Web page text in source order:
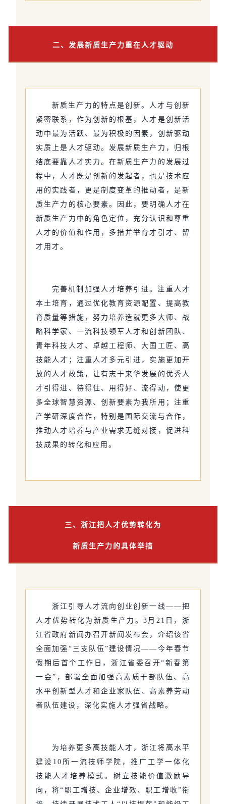
二、发展新质生产力重在人才驱动
新质生产力的特点是创新。人才与创新
紧密联系，作为创新的根基，人才是创新活
动中最为活跃、最为积极的因素，创新驱动
实质上是人才驱动。发展新质生产力，归根
结底要靠人才实力。在新质生产力的发展过
程中，人才既是创新的发起者，也是技术应
用的实践者，更是制度变革的推动者，是新
质生产力的核心要素。因此，要明确人才在
新质生产力中的角色定位，充分认识和尊重
人才的价值和作用，多措并举育才引才、留
才用才。
完善机制加强人才培养引进。注重人才
本土培育，通过优化教育资源配置、提高教
育质量等措施，努力培养造就更多大师、战
略科学家、一流科技领军人才和创新团队、
青年科技人才、卓越工程师、大国工匠、高
技能人才；注重人才多元引进，实施更加开
放的人才政策，让有志于来华发展的优秀人
才引得进、待得住、用得好、流得动，使更
多全球智慧资源、创新要素为我所用；注重
产学研深度合作，特别是国际交流与合作，
推动人才培养与产业需求无缝对接，促进科
技成果的转化和应用。
三、浙江把人才优势转化为
新质生产力的具体举措
浙江引导人才流向创业创新一线——把
人才优势转化为新质生产力。3月21日，浙
江省政府新闻办召开新闻发布会，介绍该省
全面加强“三支队伍”建设情况——今年春节
假期后首个工作日，浙江省委召开“新春第
一会”，部署全面加强高素质干部队伍、高
水平创新型人才和企业家队伍、高素养劳动
者队伍建设，深化实施人才强省战略。
为培养更多高技能人才，浙江将高水平
建设10所一流技师学院，推广工学一体化
技能人才培养模式。树立技能价值激励导
向，将“职工增技、企业增效、职工增收”衔